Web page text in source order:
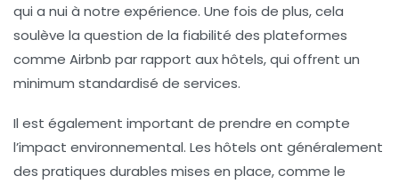
qui a nui à notre expérience. Une fois de plus, cela
soulève la question de la fiabilité des plateformes
comme Airbnb par rapport aux hôtels, qui offrent un
minimum standardisé de services.
Il est également important de prendre en compte
l’impact environnemental. Les hôtels ont généralement
des pratiques durables mises en place, comme le